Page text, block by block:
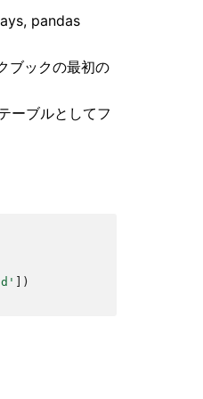
pandas
ブックの最初の
ーブルとしてフ
])